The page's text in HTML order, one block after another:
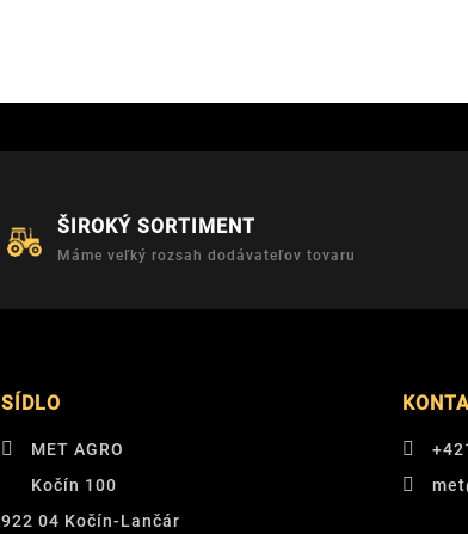
ŠIROKÝ SORTIMENT
Máme veľký rozsah dodávateľov tovaru
SÍDLO
MET AGRO
Kočín 100
922 04 Kočín-Lančár